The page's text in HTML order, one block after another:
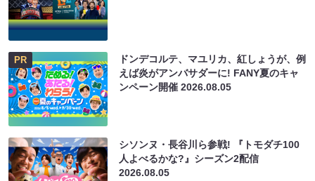
PR
ドンデコルテ、マユリカ、紅しょうが、例
えば炎がアンバサダーに! FANY夏のキャ
ンペーン開催2026.08.05
シソンヌ・長谷川ら参戦! 『トモダチ100
人よべるかな?』シーズン2配信
2026.08.05